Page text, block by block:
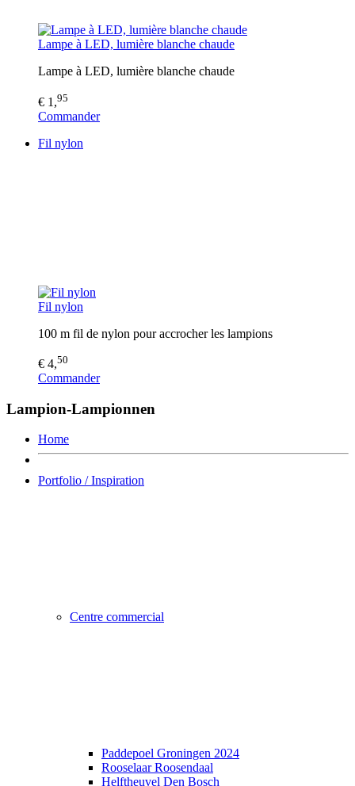
Lampe à LED, lumière blanche chaude
Lampe à LED, lumière blanche chaude
€ 1,95
Commander
Fil nylon
Fil nylon
100 m fil de nylon pour accrocher les lampions
€ 4,50
Commander
Lampion-Lampionnen
Home
Portfolio / Inspiration
Centre commercial
Paddepoel Groningen 2024
Rooselaar Roosendaal
Helftheuvel Den Bosch